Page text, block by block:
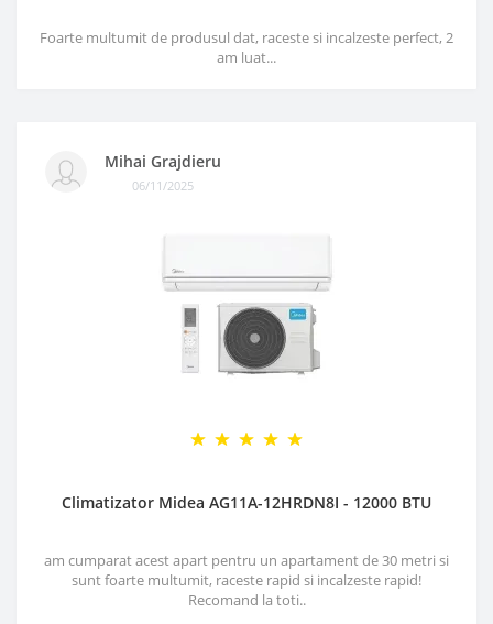
Foarte multumit de produsul dat, raceste si incalzeste perfect, 2
am luat...
Mihai Grajdieru
06/11/2025
Climatizator Midea AG11A-12HRDN8I - 12000 BTU
am cumparat acest apart pentru un apartament de 30 metri si
sunt foarte multumit, raceste rapid si incalzeste rapid!
Recomand la toti..